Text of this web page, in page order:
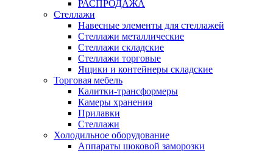
РАСПРОДАЖА
Стеллажи
Навесные элементы для стеллажей
Стеллажи металлические
Стеллажи складские
Стеллажи торговые
Ящики и контейнеры складские
Торговая мебель
Калитки-трансформеры
Камеры хранения
Прилавки
Стеллажи
Холодильное оборудование
Аппараты шоковой заморозки